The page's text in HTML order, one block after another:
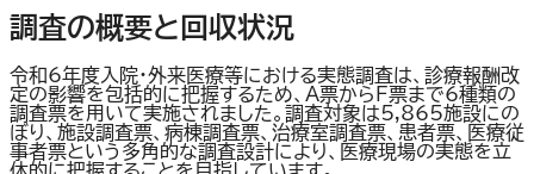
調査の概要と回収状況
令和6年度入院・外来医療等における実態調査は、診療報酬改
定の影響を包括的に把握するため、A票からF票まで6種類の
調査票を用いて実施されました。調査対象は5,865施設にの
ぼり、施設調査票、病棟調査票、治療室調査票、患者票、医療従
事者票という多角的な調査設計により、医療現場の実態を立
体的に把握することを目指しています。